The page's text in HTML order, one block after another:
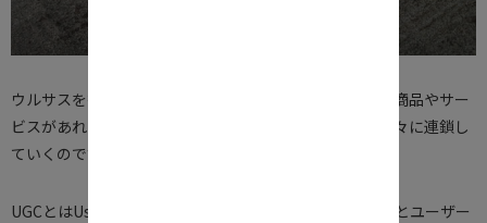
ウルサスを行う上で、重要になるのがUGCです。 優れた商品やサー
ビスがあればUGCが生まれ、UGCにユーザーの行動が徐々に連鎖し
ていくのです。
UGCとはUser Generated Contentsの略称で、直訳するとユーザー